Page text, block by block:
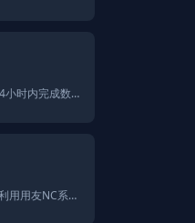
SolarSecurity成功恢复了某房地产公司因rmallox勒索病毒导致的加密数据。此次攻击通过NAS系统服务器漏洞入侵，并在24小时内完成数据解密和系统修复。团队还进行了后门排查和系统加固，并提供了全面的安全评估和渗透测试服务，确保系统免受未来威胁。
SolarSecurity通过多款国产内网渗透工具，成功恢复了一家影视公司在勒索病毒攻击中被加密的数十台虚拟机数据。攻击者利用用友NC系统漏洞和内网工具实施勒索，最终公司通过渗透测试和漏洞修复恢复了22.45TB的加密数据，并对系统进行全面的安全加固。